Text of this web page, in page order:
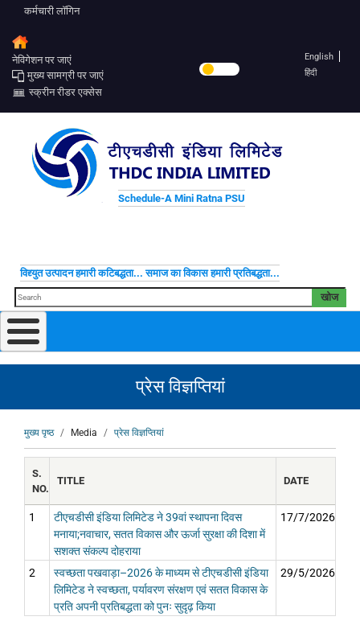
कर्मचारी लॉगिन
नेविगेशन पर जाएं
मुख्य सामग्री पर जाएं
स्क्रीन रीडर एक्सेस
English
हिंदी
Schedule-A Mini Ratna PSU
विद्द्युत उत्पादन हमारी कटिबद्धता... समाज का विकास हमारी प्रतिबद्धता...
खोज
प्रेस विज्ञप्तियां
पग
चिन्ह
मुख्य पृष्ठ Media प्रेस विज्ञप्तियां
S.
NO.
TITLE DATE
1
टीएचडीसी इंडिया लिमिटेड ने 39वां स्थापना दिवस
मनाया;नवाचार, सतत विकास और ऊर्जा सुरक्षा की दिशा में
सशक्त संकल्प दोहराया
17/7/2026
2
स्वच्छता पखवाड़ा–2026 के माध्यम से टीएचडीसी इंडिया
लिमिटेड ने स्वच्छता, पर्यावरण संरक्षण एवं सतत विकास के
प्रति अपनी प्रतिबद्धता को पुनः सुदृढ़ किया
29/5/2026